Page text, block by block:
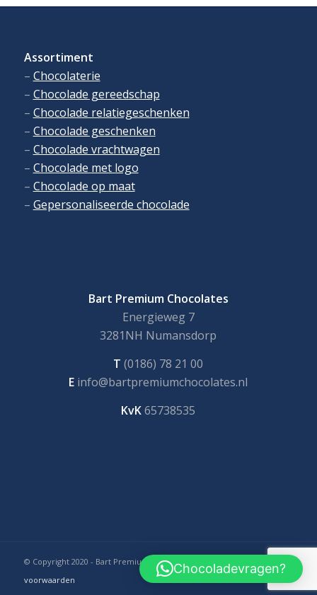
Assortiment
– Chocolaterie
– Chocolade gereedschap
– Chocolade relatiegeschenken
– Chocolade geschenken
– Chocolade vrachtwagen
– Chocolade met logo
– Chocolade op maat
– Gepersonaliseerde chocolade
Bart Premium Chocolates
Energieweg 7
3281NH Numansdorp
T (0186) 78 21 00
E info@bartpremiumchocolates.nl
KvK65738535
© Copyright 2020 - Bart Premium Chocolates |
Algemene
voorwaarden
Chocoladevragen?